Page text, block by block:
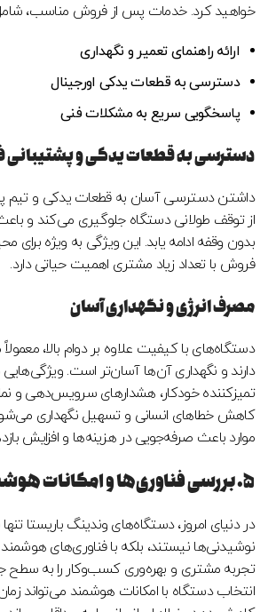
خواهید کرد. خدمات پس از فروش مناسب،
ارائه راهنمای تعمیر و نگهداری
دسترسی به قطعات یدکی اورجینال
پاسخگویی سریع به مشکلات فنی
دسترسی به قطعات یدکی و پشتیبانی
داشتن دسترسی آسان به قطعات یدکی و تیم
از توقف طولانی دستگاه جلوگیری می‌کند و
بدون وقفه ادامه یابد. این ویژگی به ویژه برای
فروش با تعداد زیاد مشتری اهمیت حیاتی دارد.
مصرف انرژی و نگهداری آسان
دستگاه‌های با کیفیت علاوه بر دوام بالا،
دارند و نگهداری آن‌ها آسان‌تر است.
تمیزکننده خودکار، هشدارهای سرویس‌دهی و
کاهش خطاهای انسانی و تسهیل نگهداری
موارد باعث صرفه‌جویی در هزینه‌ها و افزایش
۵. بررسی فناوری‌ها و امکانات هوشمند
در دنیای امروز، دستگاه‌های وندینگ باریستا
نوشیدنی‌ها نیستند، بلکه با فناوری‌های هوشمند
تجربه مشتری و بهره‌وری کسب‌وکار را به سطح
انتخاب دستگاه با امکانات هوشمند می‌تواند